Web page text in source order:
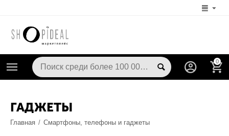
0
ГАДЖЕТЫ
Главная / Смартфоны, телефоны и гаджеты